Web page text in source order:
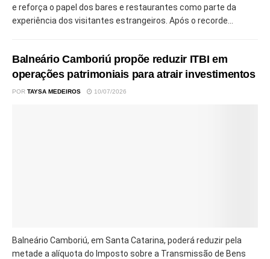
e reforça o papel dos bares e restaurantes como parte da
experiência dos visitantes estrangeiros. Após o recorde...
Balneário Camboriú propõe reduzir ITBI em
operações patrimoniais para atrair investimentos
POR TAYSA MEDEIROS 10/07/2026
Balneário Camboriú, em Santa Catarina, poderá reduzir pela
metade a alíquota do Imposto sobre a Transmissão de Bens